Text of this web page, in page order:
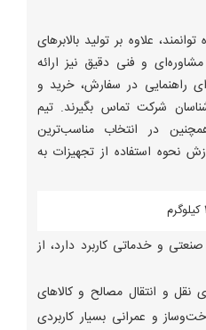
علاوه بر تولید بالابرهای
و فنی دقیق نیز ارائه
راهنمایی در سفارش، خرید و
شرکت تماس بگیرند. تیم
در انتخاب مناسب‌ترین
نحوه استفاده از تجهیزات به
و خدماتی کاربرد دارد، از
نقل و انتقال مصالح و کالاهای
و عمرانی بسیار کاربردی